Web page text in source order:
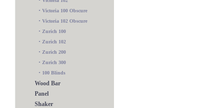
• Victoria 100 Obscure
• Victoria 102 Obscure
• Zurich 100
• Zurich 102
• Zurich 200
• Zurich 300
• 100 Blinds
Wood Bar
Panel
Shaker